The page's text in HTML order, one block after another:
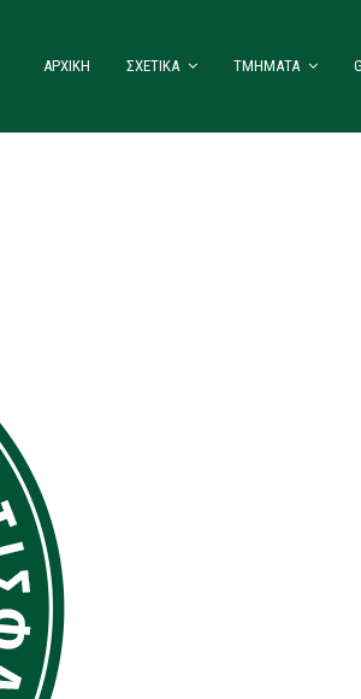
ΑΡΧΙΚΗ ΣΧΕΤΙΚΑ ΤΜΗΜΑΤΑ